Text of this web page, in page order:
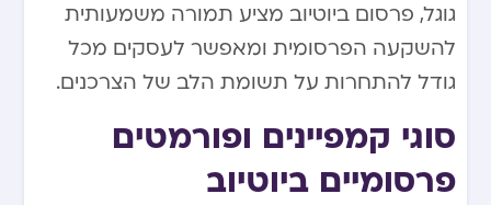
גוגל, פרסום ביוטיוב מציע תמורה משמעותית
להשקעה הפרסומית ומאפשר לעסקים מכל
גודל להתחרות על תשומת הלב של הצרכנים.
סוגי קמפיינים ופורמטים
פרסומיים ביוטיוב